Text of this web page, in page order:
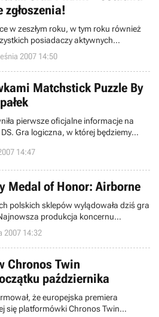
zgłoszenia!
w zeszłym roku, w tym roku również
posiadaczy aktywnych
zgłoszenia na Paintball, a
na nasz piknik.
2007 14:50
Matchstick Puzzle By
pierwsze oficjalne informacje na
Gra logiczna, w której będziemy
zagadki przy wykorzystaniu
Nintendo DS, ukaże się w Europie
14:47
Medal of Honor: Airborne
polskich sklepów wylądowała dziś gra
produkcja koncernu
państwa w wersjach na
oraz konsole X360.
edycji wynosi 139 zł. Kwota, jaką
zł. Rodzimy dystrybutor dzieła, firma
2007 14:32
Chronos Twin
października
że europejska premiera
się platformówki Chronos Twin